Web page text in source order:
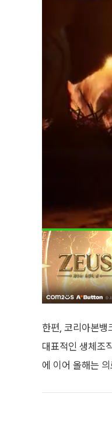
한편, 코리아본뱅
대표적인 생체조
에 이어 올해는